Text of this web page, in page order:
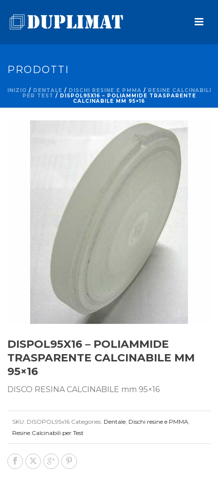
PRODOTTI
INIZIO / DENTALE / DISCHI RESINE E PMMA / RESINE CALCINABILI
PER TEST / DISPOL95X16 – POLIAMMIDE TRASPARENTE
CALCINABILE MM 95×16
DISPOL95X16 – POLIAMMIDE
TRASPARENTE CALCINABILE MM
95×16
DISCO RESINA CALCINABILE mm 95×16
SKU: DISOPOL95x16 Categories: Dentale, Dischi resine e PMMA,
Resine Calcinabili per Test